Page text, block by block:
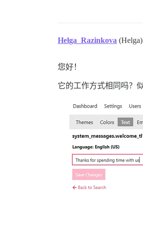
Helga_Razinkova (Helga)
您好！
它的工作方式相同吗？